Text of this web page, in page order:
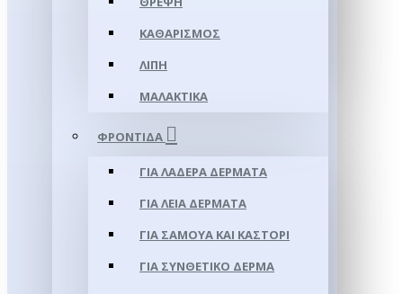
ΚΑΘΑΡΙΣΜΌΣ
ΛΊΠΗ
ΜΑΛΑΚΤΙΚΆ
ΦΡΟΝΤΊΔΑ
ΓΙΑ ΛΑΔΕΡΆ ΔΈΡΜΑΤΑ
ΓΙΑ ΛΕΊΑ ΔΈΡΜΑΤΑ
ΓΙΑ ΣΑΜΟΥΑ ΚΑΙ ΚΑΣΤΌΡΙ
ΓΙΑ ΣΥΝΘΕΤΙΚΌ ΔΈΡΜΑ